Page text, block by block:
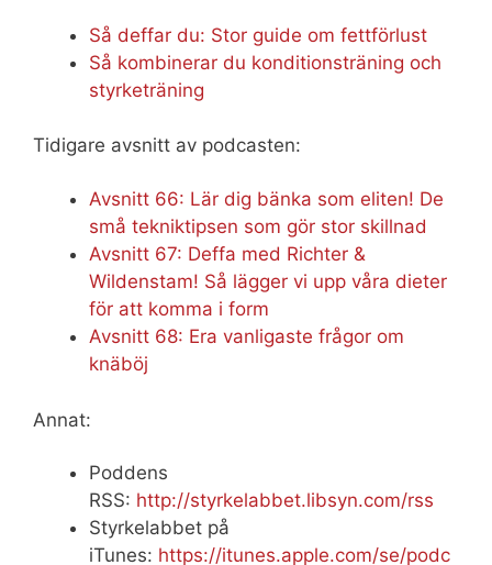
Så deffar du: Stor guide om fettförlust
Så kombinerar du konditionsträning och
styrketräning
Tidigare avsnitt av podcasten:
Avsnitt 66: Lär dig bänka som eliten! De
små tekniktipsen som gör stor skillnad
Avsnitt 67: Deffa med Richter &
Wildenstam! Så lägger vi upp våra dieter
för att komma i form
Avsnitt 68: Era vanligaste frågor om
knäböj
Annat:
Poddens
RSS: http://styrkelabbet.libsyn.com/rss
Styrkelabbet på
iTunes: https://itunes.apple.com/se/podc